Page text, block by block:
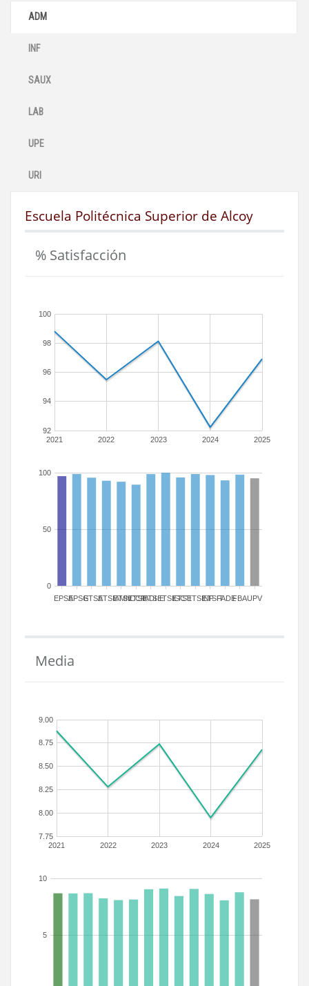
ADM
INF
SAUX
LAB
UPE
URI
Escuela Politécnica Superior de Alcoy
% Satisfacción
2021 2022 2023 2024 2025
92
94
96
98
100
EPSAEPSGETSAETSIAMN
ETSICCP
ETSIADI
ETSIEETSIGCT
ETSIIETSINFETSITFADEFBAUPV
0
50
100
Media
2021 2022 2023 2024 2025
7.75
8.00
8.25
8.50
8.75
9.00
5
10